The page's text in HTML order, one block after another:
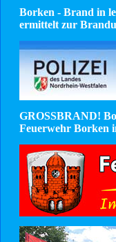
Borken - Brand in
ermittelt zur
GROSSBRAND!
Feuerwehr Borken